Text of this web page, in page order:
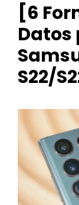
[6
Datos
S22/